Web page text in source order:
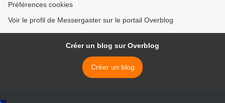
Préférences cookies
Voir le profil de Messergaster sur le portail Overblog
Créer un blog sur Overblog
Créer un blog